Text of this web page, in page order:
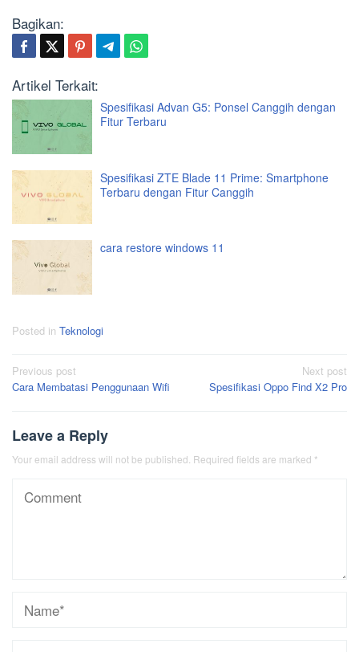
Bagikan:
Artikel Terkait:
Spesifikasi Advan G5: Ponsel Canggih dengan
Fitur Terbaru
Spesifikasi ZTE Blade 11 Prime: Smartphone
Terbaru dengan Fitur Canggih
cara restore windows 11
Posted in Teknologi
Post
navigation
Previous post
Cara Membatasi Penggunaan Wifi
Next post
Spesifikasi Oppo Find X2 Pro
Leave a Reply
Your email address will not be published. Required fields are marked *